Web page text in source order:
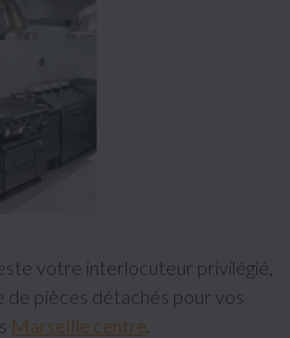
votre interlocuteur privilégié,
de pièces détachés pour vos
Marseille centre